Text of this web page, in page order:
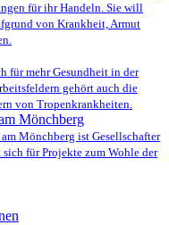
für ihr Handeln. Sie will
von Krankheit, Armut
für mehr Gesundheit in der
gehört auch die
von Tropenkrankheiten.
Mönchberg
Mönchberg ist Gesellschafter
für Projekte zum Wohle der